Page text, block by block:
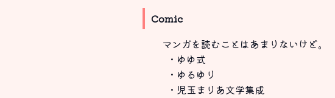
Comic
マンガを読むことはあまりないけど。
・ゆゆ式
・ゆるゆり
・児玉まりあ文学集成